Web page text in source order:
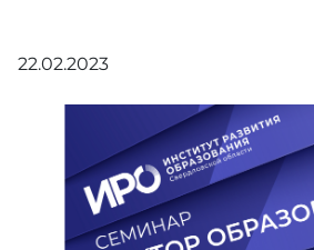
22.02.2023